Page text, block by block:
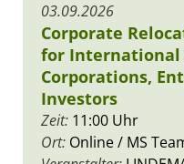
03.09.2026
Corporate
for International
Corporations,
Investors
Zeit: 11:00 Uhr
Ort: Online / MS